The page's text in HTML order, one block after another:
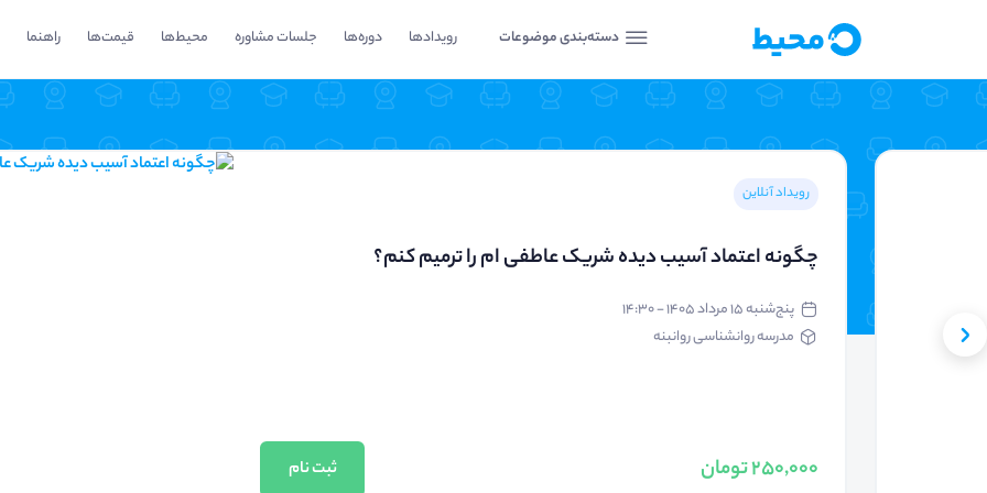
دسته‌بندی موضوعات رویدادها دوره‌ها جلسات مشاوره محیط‌ها قیمت‌ها راهنما
رویداد آنلاین
چگونه اعتماد آسیب دیده شریک عاطفی ام را ترمیم کنم؟
پنج‌شنبه ۱۵ مرداد ۱۴۰۵ - ۱۴:۳۰
مدرسه روانشناسی روانبنه
250,000 تومان ثبت نام